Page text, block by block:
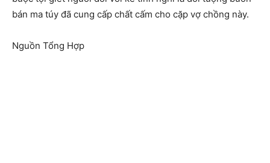
bán ma túy đã cung cấp chất cấm cho cặp vợ chồng này.
Nguồn Tổng Hợp